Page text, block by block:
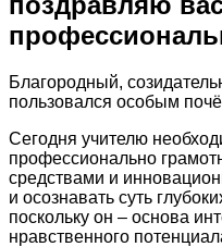
Благородный,
пользовался особым
Сегодня учителю
профессионально
средствами и
и осознавать суть
поскольку он – основа
нравственного